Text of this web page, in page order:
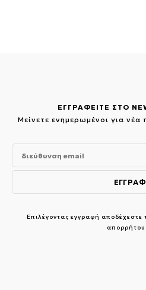
ΕΓΓΡΑΦΕΙΤΕ ΣΤΟ
Μείνετε ενημερωμένοι για
Επιλέγοντας εγγραφή αποδέχεστε
απορρήτου